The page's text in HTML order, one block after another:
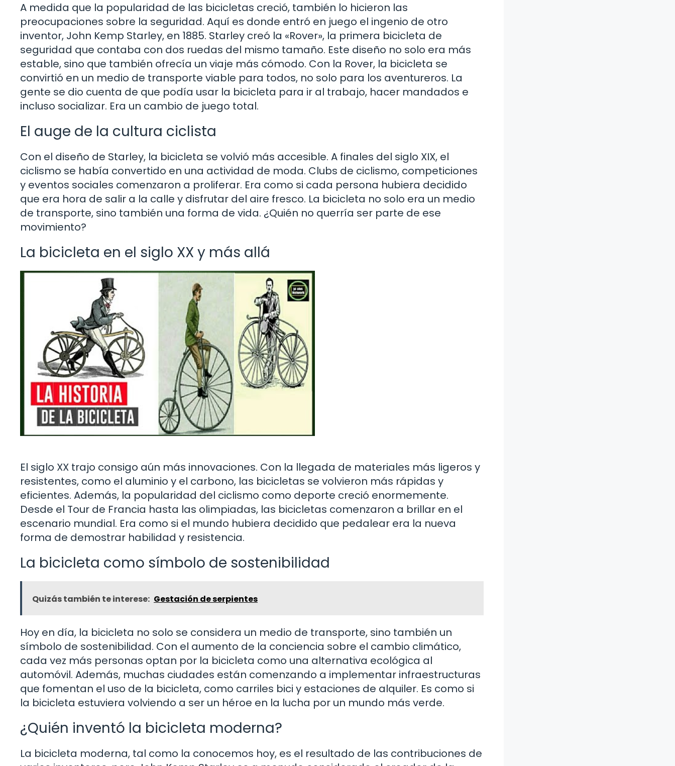
A medida que la popularidad de las bicicletas creció, también lo hicieron las
preocupaciones sobre la seguridad. Aquí es donde entró en juego el ingenio de otro
inventor, John Kemp Starley, en 1885. Starley creó la «Rover», la primera bicicleta de
seguridad que contaba con dos ruedas del mismo tamaño. Este diseño no solo era más
estable, sino que también ofrecía un viaje más cómodo. Con la Rover, la bicicleta se
convirtió en un medio de transporte viable para todos, no solo para los aventureros. La
gente se dio cuenta de que podía usar la bicicleta para ir al trabajo, hacer mandados e
incluso socializar. Era un cambio de juego total.
El auge de la cultura ciclista
Con el diseño de Starley, la bicicleta se volvió más accesible. A finales del siglo XIX, el
ciclismo se había convertido en una actividad de moda. Clubs de ciclismo, competiciones
y eventos sociales comenzaron a proliferar. Era como si cada persona hubiera decidido
que era hora de salir a la calle y disfrutar del aire fresco. La bicicleta no solo era un medio
de transporte, sino también una forma de vida. ¿Quién no querría ser parte de ese
movimiento?
La bicicleta en el siglo XX y más allá
El siglo XX trajo consigo aún más innovaciones. Con la llegada de materiales más ligeros y
resistentes, como el aluminio y el carbono, las bicicletas se volvieron más rápidas y
eficientes. Además, la popularidad del ciclismo como deporte creció enormemente.
Desde el Tour de Francia hasta las olimpiadas, las bicicletas comenzaron a brillar en el
escenario mundial. Era como si el mundo hubiera decidido que pedalear era la nueva
forma de demostrar habilidad y resistencia.
La bicicleta como símbolo de sostenibilidad
Quizás también te interese: Gestación de serpientes
Hoy en día, la bicicleta no solo se considera un medio de transporte, sino también un
símbolo de sostenibilidad. Con el aumento de la conciencia sobre el cambio climático,
cada vez más personas optan por la bicicleta como una alternativa ecológica al
automóvil. Además, muchas ciudades están comenzando a implementar infraestructuras
que fomentan el uso de la bicicleta, como carriles bici y estaciones de alquiler. Es como si
la bicicleta estuviera volviendo a ser un héroe en la lucha por un mundo más verde.
¿Quién inventó la bicicleta moderna?
La bicicleta moderna, tal como la conocemos hoy, es el resultado de las contribuciones de